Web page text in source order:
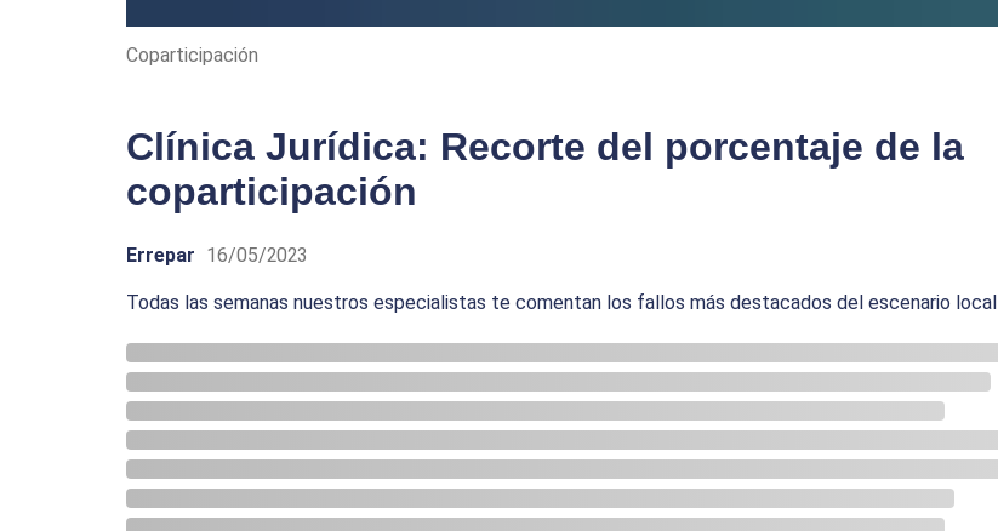
Coparticipación
Clínica Jurídica: Recorte del porcentaje de la
coparticipación
Errepar 16/05/2023
Todas las semanas nuestros especialistas te comentan los fallos más destacados del escenario local